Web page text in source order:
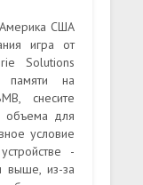
США
игра от
Solutions
памяти на
снесите
объема для
условие
-
выше, из-за